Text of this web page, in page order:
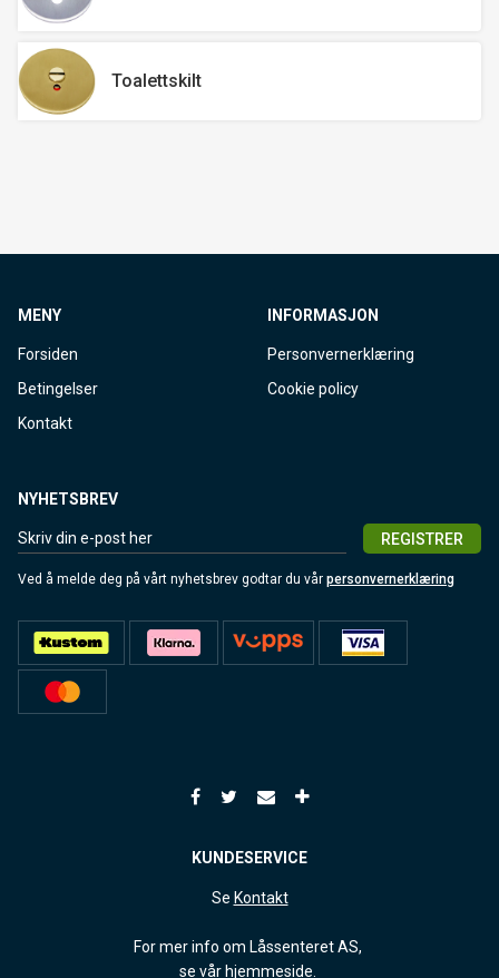
Toalettskilt
MENY
Forsiden
Betingelser
Kontakt
INFORMASJON
Personvernerklæring
Cookie policy
NYHETSBREV
REGISTRER
Ved å melde deg på vårt nyhetsbrev godtar du vår personvernerklæring
KUNDESERVICE
Se Kontakt
For mer info om Låssenteret AS,
se vår hjemmeside